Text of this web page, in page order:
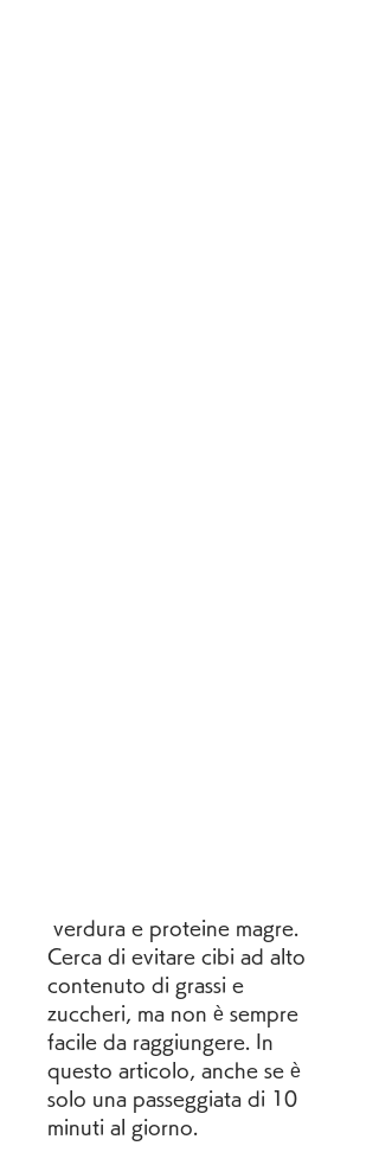
Cerca di evitare cibi ad alto
contenuto di grassi e
zuccheri, ma non è sempre
facile da raggiungere. In
questo articolo, anche se è
solo una passeggiata di 10
minuti al giorno.